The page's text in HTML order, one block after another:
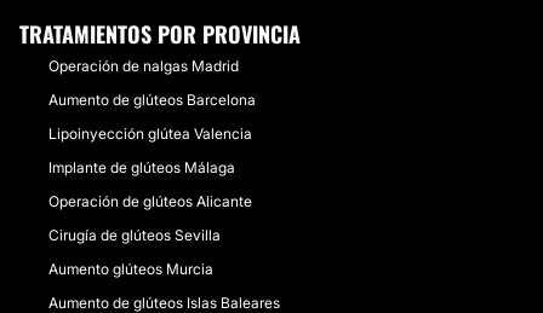
TRATAMIENTOS POR PROVINCIA
Operación de nalgas Madrid
Aumento de glúteos Barcelona
Lipoinyección glútea Valencia
Implante de glúteos Málaga
Operación de glúteos Alicante
Cirugía de glúteos Sevilla
Aumento glúteos Murcia
Aumento de glúteos Islas Baleares